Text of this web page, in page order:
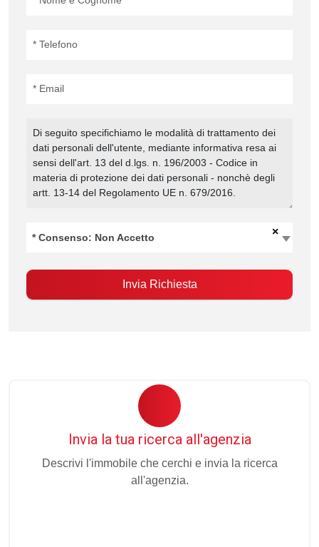
×
* Consenso: Non Accetto
Invia Richiesta
Invia la tua ricerca all'agenzia
Descrivi l'immobile che cerchi e invia la ricerca
all'agenzia.